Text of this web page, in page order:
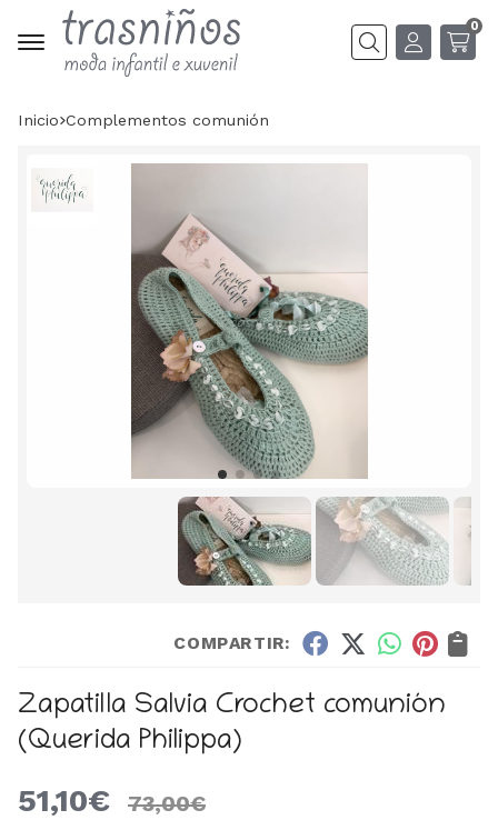
Buscar
0
Inicio complementos comunión
COMPARTIR:
Zapatilla Salvia Crochet comunión
(Querida Philippa)
51,10€ 73,00€